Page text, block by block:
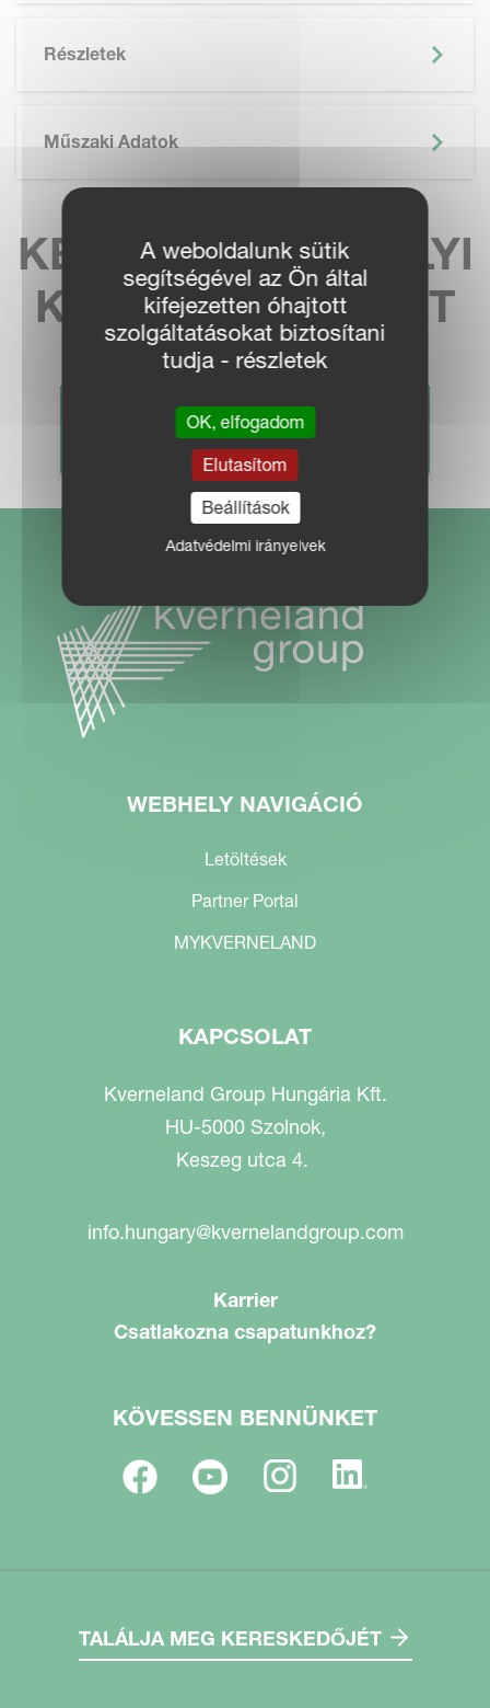
Részletek
Műszaki Adatok
KERESSE MEG HELYI
KÉPVISELETÜNKET
KERESKEDŐ KERESÉS
WEBHELY NAVIGÁCIÓ
Letöltések
Partner Portal
MYKVERNELAND
KAPCSOLAT
Kverneland Group Hungária Kft.
HU-5000 Szolnok,
Keszeg utca 4.
info.hungary@kvernelandgroup.com
Karrier
Csatlakozna csapatunkhoz?
KÖVESSEN BENNÜNKET
TALÁLJA MEG KERESKEDŐJÉT
A weboldalunk sütik
segítségével az Ön által
kifejezetten óhajtott
szolgáltatásokat biztosítani
tudja - részletek
OK, elfogadom
Elutasítom
Beállítások
Adatvédelmi irányelvek